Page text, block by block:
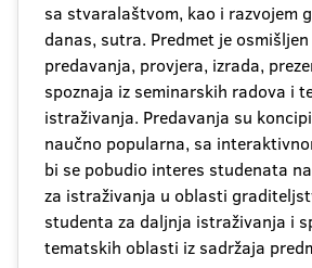
sa stvaralaštvom, kao i razvojem
danas, sutra. Predmet je
predavanja, provjera, izrada,
spoznaja iz seminarskih radova i
istraživanja. Predavanja su
naučno popularna, sa
bi se pobudio interes studenata
za istraživanja u oblasti
studenta za daljnja istraživanja i
tematskih oblasti iz sadržaja